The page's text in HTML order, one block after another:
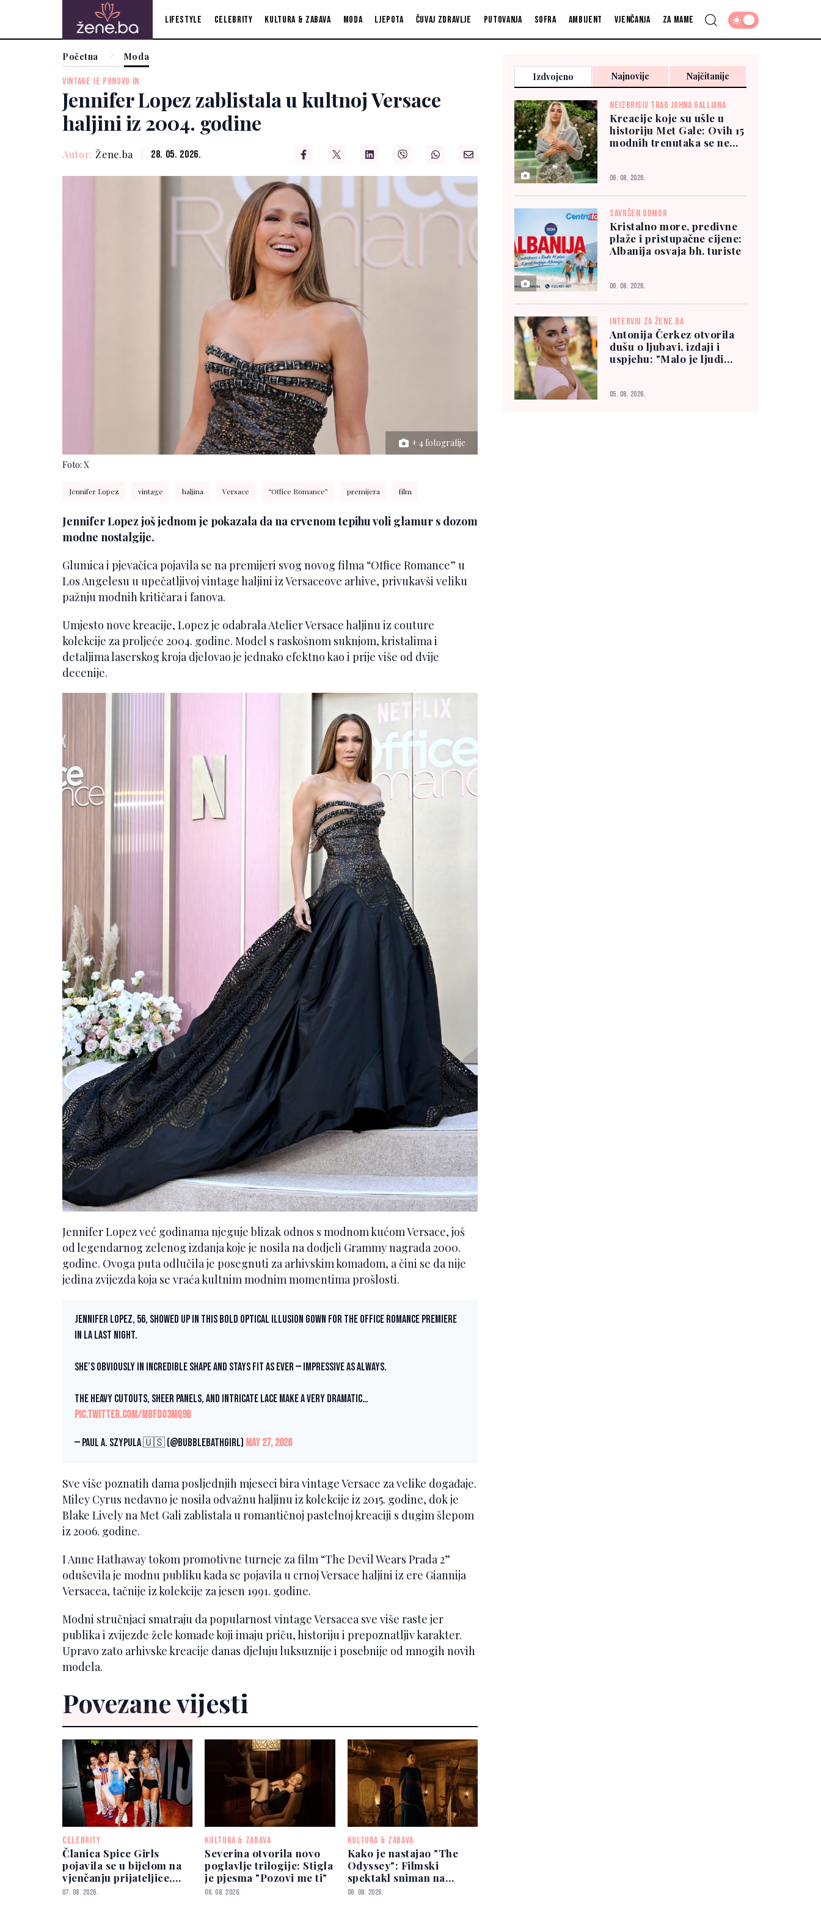
Lifestyle Celebrity Kultura & zabava Moda Ljepota Čuvaj zdravlje Putovanja Sofra Ambijent Vjenčanja Za mame
Početna Moda
VINTAGE JE PONOVO IN
Jennifer Lopez zablistala u kultnoj Versace
haljini iz 2004. godine
Autor: Žene.ba 28. 05. 2026.
+ 4 fotografije
Foto: X
Jennifer Lopez vintage haljina Versace “Office Romance” premijera film
Jennifer Lopez još jednom je pokazala da na crvenom tepihu voli glamur s dozom
modne nostalgije.
Glumica i pjevačica pojavila se na premijeri svog novog filma “Office Romance” u
Los Angelesu u upečatljivoj vintage haljini iz Versaceove arhive, privukavši veliku
pažnju modnih kritičara i fanova.
Umjesto nove kreacije, Lopez je odabrala Atelier Versace haljinu iz couture
kolekcije za proljeće 2004. godine. Model s raskošnom suknjom, kristalima i
detaljima laserskog kroja djelovao je jednako efektno kao i prije više od dvije
decenije.
Jennifer Lopez već godinama njeguje blizak odnos s modnom kućom Versace, još
od legendarnog zelenog izdanja koje je nosila na dodjeli Grammy nagrada 2000.
godine. Ovoga puta odlučila je posegnuti za arhivskim komadom, a čini se da nije
jedina zvijezda koja se vraća kultnim modnim momentima prošlosti.
Jennifer Lopez, 56, showed up in this bold optical illusion gown for the Office Romance premiere
in LA last night.
She’s obviously in incredible shape and stays fit as ever — impressive as always.
The heavy cutouts, sheer panels, and intricate lace make a very dramatic…
pic.twitter.com/mBFdO3MQ9b
— Paul A. Szypula 🇺🇸 (@Bubblebathgirl) May 27, 2026
Sve više poznatih dama posljednjih mjeseci bira vintage Versace za velike događaje.
Miley Cyrus nedavno je nosila odvažnu haljinu iz kolekcije iz 2015. godine, dok je
Blake Lively na Met Gali zablistala u romantičnoj pastelnoj kreaciji s dugim šlepom
iz 2006. godine.
I Anne Hathaway tokom promotivne turneje za film “The Devil Wears Prada 2”
oduševila je modnu publiku kada se pojavila u crnoj Versace haljini iz ere Giannija
Versacea, tačnije iz kolekcije za jesen 1991. godine.
Modni stručnjaci smatraju da popularnost vintage Versacea sve više raste jer
publika i zvijezde žele komade koji imaju priču, historiju i prepoznatljiv karakter.
Upravo zato arhivske kreacije danas djeluju luksuznije i posebnije od mnogih novih
modela.
Povezane vijesti
CELEBRITY
Članica Spice Girls
pojavila se u bijelom na
vjenčanju prijateljice,
ona joj nije prešutjela
07. 08. 2026.
KULTURA & ZABAVA
Severina otvorila novo
poglavlje trilogije: Stigla
je pjesma "Pozovi me ti"
06. 08. 2026.
KULTURA & ZABAVA
Kako je nastajao "The
Odyssey": Filmski
spektakl sniman na
lokacijama širom svijeta
06. 08. 2026.
Izdvojeno Najnovije Najčitanije
NEIZBRISIV TRAG JOHNA GALLIANA
Kreacije koje su ušle u
historiju Met Gale: Ovih 15
modnih trenutaka se ne
06. 08. 2026.
SAVRŠEN ODMOR
Kristalno more, predivne
plaže i pristupačne cijene:
Albanija osvaja bh. turiste
06. 08. 2026.
INTERVJU ZA ŽENE.BA
Antonija Čerkez otvorila
dušu o ljubavi, izdaji i
uspjehu: "Malo je ljudi
05. 08. 2026.